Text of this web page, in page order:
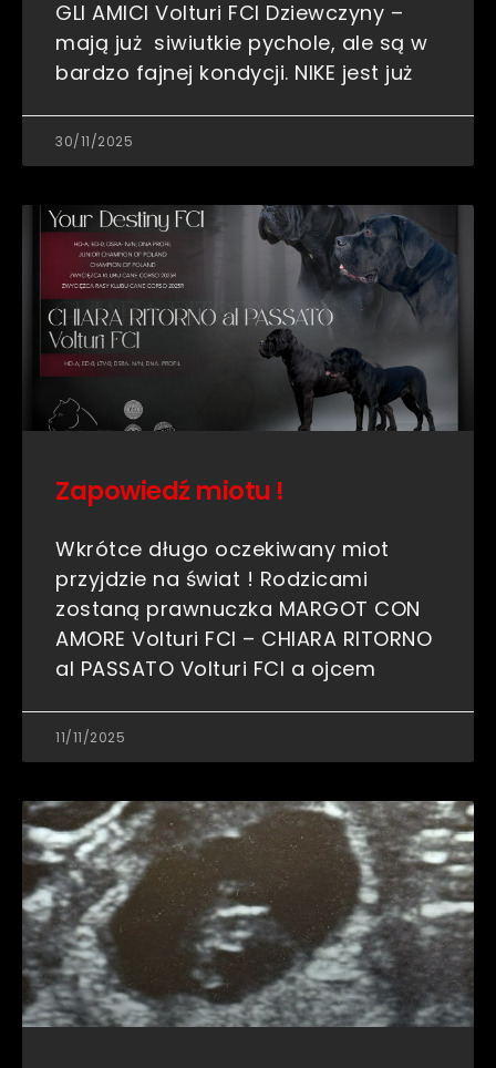
GLI AMICI Volturi FCI Dziewczyny –
mają już siwiutkie pychole, ale są w
bardzo fajnej kondycji. NIKE jest już
30/11/2025
Zapowiedź miotu !
Wkrótce długo oczekiwany miot
przyjdzie na świat ! Rodzicami
zostaną prawnuczka MARGOT CON
AMORE Volturi FCI – CHIARA RITORNO
al PASSATO Volturi FCI a ojcem
11/11/2025